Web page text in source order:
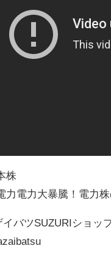
株
力電力大暴騰！電力
バツSUZURIショッ